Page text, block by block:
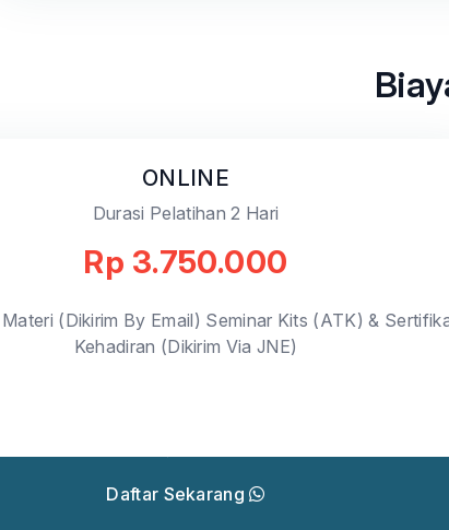
ONLINE
Durasi Pelatihan 2 Hari
Rp 3.750.000
(Dikirim By Email) Seminar Kits (ATK) &
Kehadiran (Dikirim Via JNE)
Daftar Sekarang